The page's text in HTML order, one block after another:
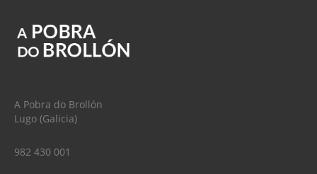
A Pobra do Brollón
Lugo (Galicia)
982 430 001